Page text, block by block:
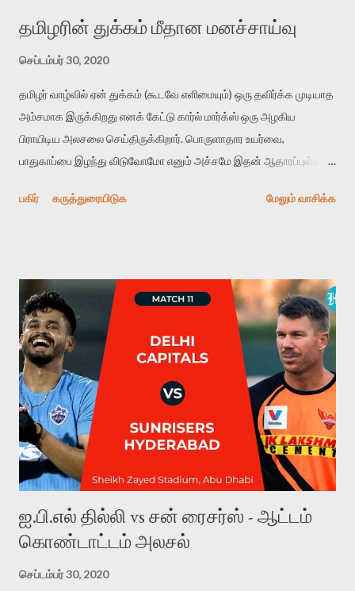
தமிழரின் துக்கம் மீதான மனச்சாய்வு
செப்டம்பர் 30, 2020
தமிழர் வாழ்வில் ஏன் துக்கம் (கூடவே எளிமையும்) ஒரு தவிர்க்க முடியாத
அம்சமாக இருக்கிறது எனக் கேட்டு கார்ல் மார்க்ஸ் ஒரு அழகிய
பிராயிடிய அலசலை செய்திருக்கிறார். பொருளாதார உயர்வை,
பாதுகாப்பை இழந்து விடுவோமோ எனும் அச்சமே இதன் ஆதாரப்புள்ளி
தெரியவில்லை. மகத்தான மனிதனின் வீழ்ச்சி மேற்கில் கிரேக்க
வீழ்ச்சியின், துக்கத்தின் அழகியல் அது இருமைகளை உடைக்க
உதவுகிறது என்பதாகவும் இருக்கலாம் - உ.தா., கைவிட்ட காதலிக்காக
கண்ணீர் வடிப்பது. இழந்த குடும்ப மேன்மை, ஆதரவு, அன்புக்காக
ஏங்குவது, வெதும்புவது, அதைப் போற்றுவது. "தேவதாஸ்", " பராசக்தி",
"மூன்றாம் பிறை" என ஏகப்பட்ட உதாரணங்கள் தமிழ் சினிமாவிலும்
"விஷ்ணுபுரம்", " நெடுங்குருதி" போன்று நாவல்களிலும் இத்ற்கு பல
உதாரணங்கள் தோன்றுகின்றன. ஆங்கில நாவல்களில் "அன்னா
கரெனினா...
பகிர் கருத்துரையிடுக மேலும் வாசிக்க
ஐ.பி.எல் தில்லி vs சன் ரைசர்ஸ் - ஆட்டம்
கொண்டாட்டம் அலசல்
செப்டம்பர் 30, 2020